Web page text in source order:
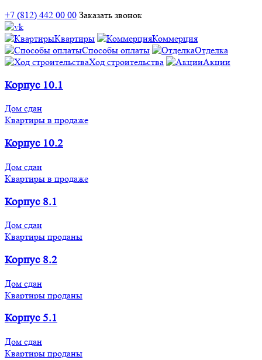
+7 (812) 442 00 00 Заказать звонок
Квартиры
Коммерция
Способы оплаты
Отделка
Ход строительства
Акции
Корпус 10.1
Дом сдан
Квартиры в продаже
Корпус 10.2
Дом сдан
Квартиры в продаже
Корпус 8.1
Дом сдан
Квартиры проданы
Корпус 8.2
Дом сдан
Квартиры проданы
Корпус 5.1
Дом сдан
Квартиры проданы